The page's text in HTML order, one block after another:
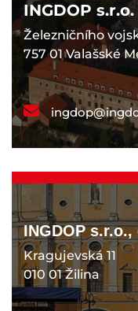
INGDOP s.r.o.
Železničního
757 01 Valašské
INGDOP
Kragujevská 11
010 01 Žilina